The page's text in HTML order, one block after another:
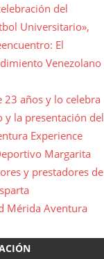
del
Universitario»,
El
Venezolano
23 años y lo celebra
y la presentación del
Experience
Margarita
y prestadores de
Mérida Aventura